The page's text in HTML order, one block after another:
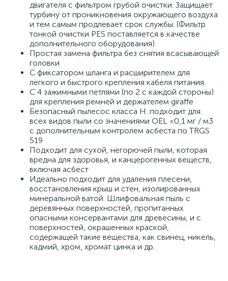
двигателя с фильтром грубой очистки. Защищает
турбину от проникновения окружающего воздуха
и тем самым продлевает срок службы. (Фильтр
тонкой очистки PES поставляется в качестве
дополнительного оборудования)
Простая замена фильтра без снятия всасывающей
головки
С фиксатором шланга и расширителем для
легкого и быстрого крепления кабеля питания
С 4 зажимными петлями (по 2 с каждой стороны)
для крепления ремней и держателем giraffe
Безопасный пылесос класса H: подходит для
всех видов пыли со значениями OEL <0,1 мг / м3
с дополнительным контролем асбеста по TRGS
519
Подходит для сухой, негорючей пыли, которая
вредна для здоровья, и канцерогенных веществ,
включая асбест
Идеально подходит для удаления плесени,
восстановления крыш и стен, изолированных
минеральной ватой. Шлифовальная пыль с
деревянных поверхностей, пропитанных
опасными консервантами для древесины, и с
поверхностей, окрашенных краской,
содержащей такие вещества, как свинец, никель,
кадмий, хром, хромат цинка и др.